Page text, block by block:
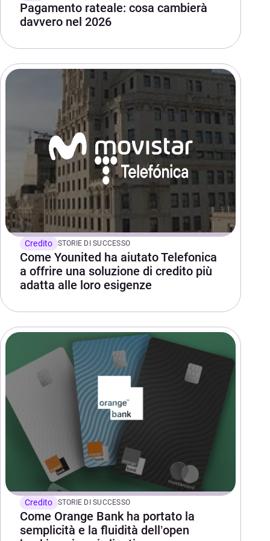
Pagamento rateale: cosa cambierà
davvero nel 2026
Credito STORIE DI SUCCESSO
Come Younited ha aiutato Telefonica
a offrire una soluzione di credito più
adatta alle loro esigenze
Credito STORIE DI SUCCESSO
Come Orange Bank ha portato la
semplicità e la fluidità dell’open